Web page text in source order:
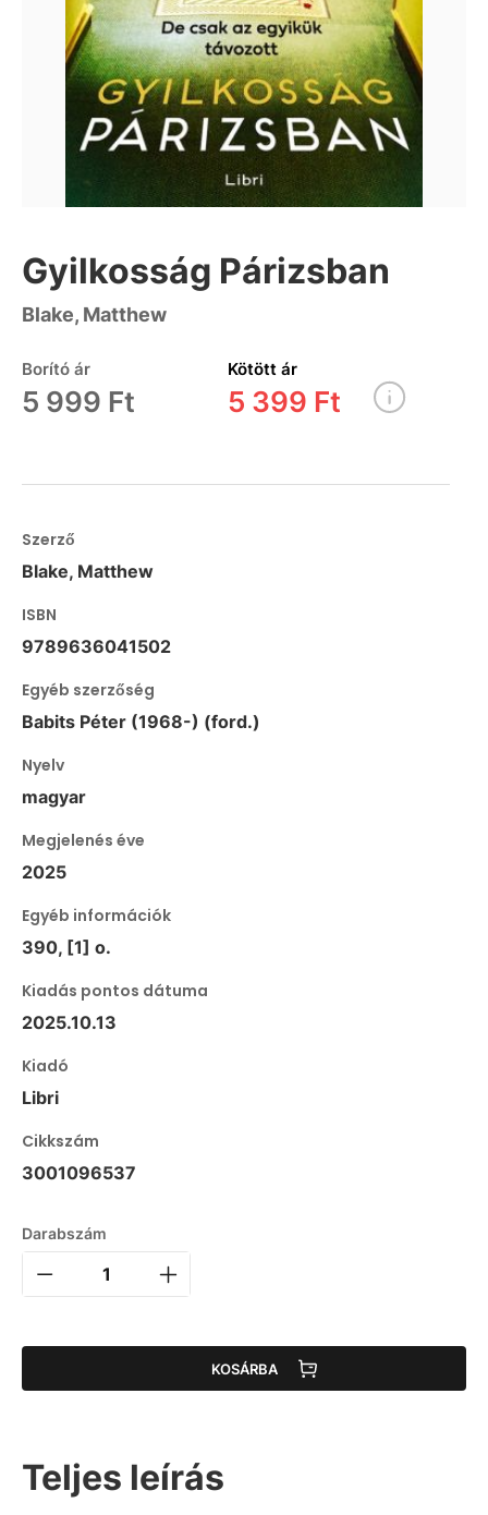
Gyilkosság Párizsban
Blake, Matthew
Borító ár
5 999 Ft
Kötött ár
5 399 Ft
Szerző
Blake, Matthew
ISBN
9789636041502
Egyéb szerzőség
Babits Péter (1968-) (ford.)
Nyelv
magyar
Megjelenés éve
2025
Egyéb információk
390, [1] o.
Kiadás pontos dátuma
2025.10.13
Kiadó
Libri
Cikkszám
3001096537
Darabszám
KOSÁRBA
Teljes leírás